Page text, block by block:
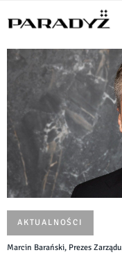
AKTUALNOŚCI
Marcin Barański, Prezes